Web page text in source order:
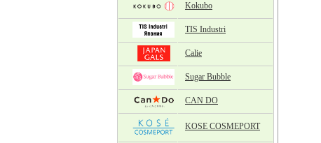
Kokubo
TIS Industri
Calie
Sugar Bubble
CAN DO
KOSE COSMEPORT